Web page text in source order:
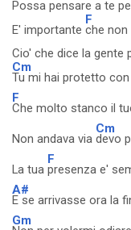
Possa pensare a te
E' importante
F
che
Cio' che dice la gente
Cm
Tu mi hai protetto
F
Che molto stanco il
Non andava via
Cm
devo
La tua
F
presenza e'
A#
E se arrivasse ora la
Gm